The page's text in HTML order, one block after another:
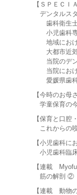
【ＳＰＥＣＩ
デンタルスタ
歯科衛生士教
小児歯科専門
地域における
大都市近郊の
当院のデンタ
当院における
愛媛県歯科医
【今時のお母
学童保育の今
【保育と口腔
これからの咬
【小児歯科に
小児歯科臨床
【連載
筋の解剖 ②
【連載 動物の